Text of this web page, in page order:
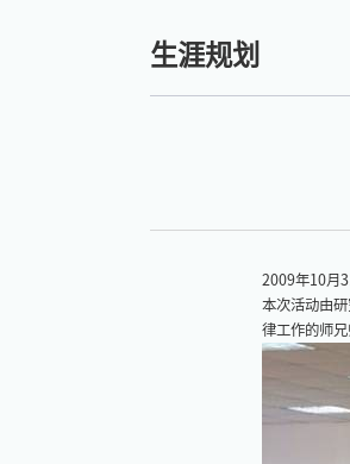
生涯规划
2009年10月
本次活动由
律工作的师